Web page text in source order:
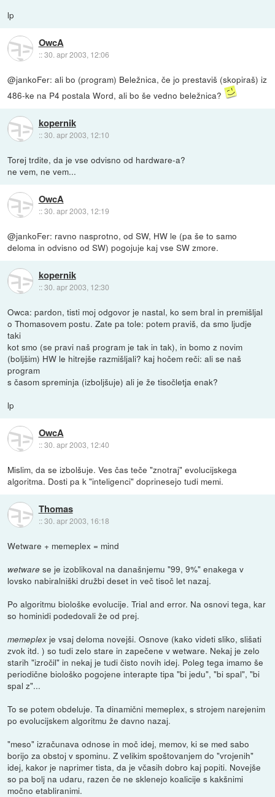
lp
OwcA
::30. apr 2003, 12:06
@jankoFer: ali bo (program) Beležnica, če jo prestaviš (skopiraš) iz
486-ke na P4 postala Word, ali bo še vedno beležnica?
kopernik
::30. apr 2003, 12:10
Torej trdite, da je vse odvisno od hardware-a?
ne vem, ne vem...
OwcA
::30. apr 2003, 12:19
@jankoFer: ravno nasprotno, od SW, HW le (pa še to samo
deloma in odvisno od SW) pogojuje kaj vse SW zmore.
kopernik
::30. apr 2003, 12:30
Owca: pardon, tisti moj odgovor je nastal, ko sem bral in premišljal
o Thomasovem postu. Zate pa tole: potem praviš, da smo ljudje
taki
kot smo (se pravi naš program je tak in tak), in bomo z novim
(boljšim) HW le hitrejše razmišljali? kaj hočem reči: ali se naš
program
s časom spreminja (izboljšuje) ali je že tisočletja enak?
lp
OwcA
::30. apr 2003, 12:40
Mislim, da se izbolšuje. Ves čas teče "znotraj" evolucijskega
algoritma. Dosti pa k "inteligenci" doprinesejo tudi memi.
Thomas
::30. apr 2003, 16:18
Wetware + memeplex = mind
wetware se je izoblikoval na današnjemu "99, 9%" enakega v
lovsko nabiralniški družbi deset in več tisoč let nazaj.
Po algoritmu biološke evolucije. Trial and error. Na osnovi tega, kar
so hominidi podedovali že od prej.
memeplex je vsaj deloma novejši. Osnove (kako videti sliko, slišati
zvok itd. ) so tudi zelo stare in zapečene v wetware. Nekaj je zelo
starih "izročil" in nekaj je tudi čisto novih idej. Poleg tega imamo še
periodične biološko pogojene interapte tipa "bi jedu", "bi spal", "bi
spal z"...
To se potem obdeluje. Ta dinamični memeplex, s strojem narejenim
po evolucijskem algoritmu že davno nazaj.
"meso" izračunava odnose in moč idej, memov, ki se med sabo
borijo za obstoj v spominu. Z velikim spoštovanjem do "vrojenih"
idej, kakor je naprimer tista, da je včasih dobro kaj popiti. Novejše
so pa bolj na udaru, razen če ne sklenejo koalicije s kakšnimi
močno etabliranimi.